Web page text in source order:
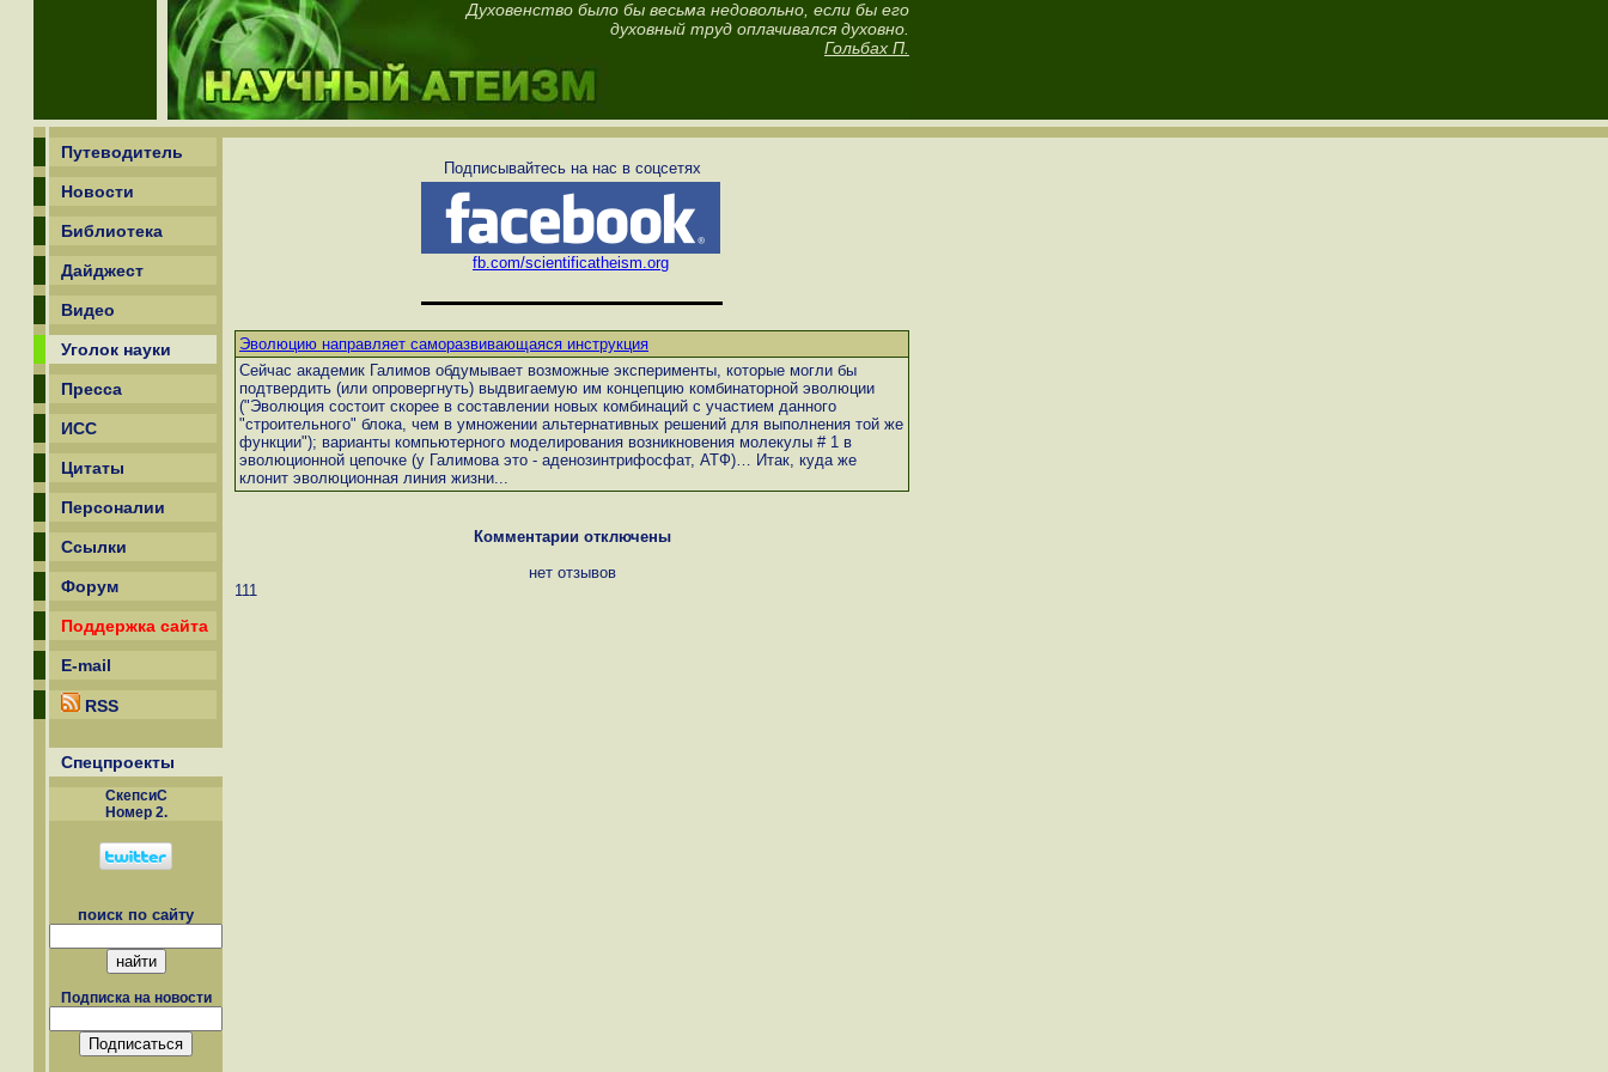
Духовенство было бы весьма недовольно, если бы его
духовный труд оплачивался духовно.
Гольбах П.
Путеводитель
Новости
Библиотека
Дайджест
Видео
Уголок науки
Пресса
ИСС
Цитаты
Персоналии
Ссылки
Форум
Поддержка сайта
E-mail
RSS
Спецпроекты
СкепсиС
Номер 2.
поиск по сайту
Подписка на новости
Подписывайтесь на нас в соцсетях
fb.com/scientificatheism.org
Эволюцию направляет саморазвивающаяся инструкция
Сейчас академик Галимов обдумывает возможные эксперименты, которые могли бы
подтвердить (или опровергнуть) выдвигаемую им концепцию комбинаторной эволюции
("Эволюция состоит скорее в составлении новых комбинаций с участием данного
"строительного" блока, чем в умножении альтернативных решений для выполнения той же
функции"); варианты компьютерного моделирования возникновения молекулы # 1 в
эволюционной цепочке (у Галимова это - аденозинтрифосфат, АТФ)… Итак, куда же
клонит эволюционная линия жизни...
Комментарии отключены
нет отзывов
111